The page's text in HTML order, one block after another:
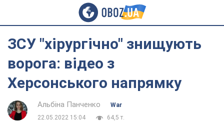
ЗСУ "хірургічно" знищують
ворога: відео з
Херсонського напрямку
Альбіна Панченко
War
22.05.2022 15:04
64,5 т.